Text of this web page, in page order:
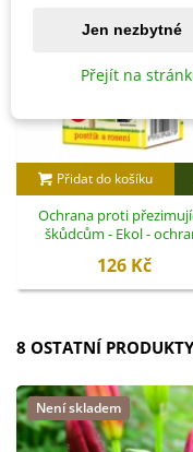
Přidat do košíku
Ochrana proti
škůdcům - Ekol -
126 Kč
8 OSTATNÍ
Není skladem
Jen nezbytné
Přejít na